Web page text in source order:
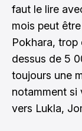
faut le lire
mois peut
Pokhara, trop
dessus de 5
toujours une
notamment si
vers Lukla,